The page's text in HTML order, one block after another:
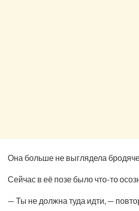
Она больше не выглядела
Сейчас в её позе было что-то
— Ты не должна туда идти, —